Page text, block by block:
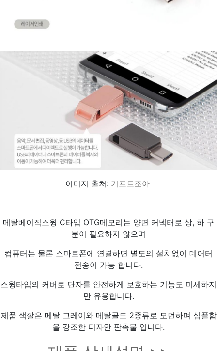
이미지 출처: 기프트조아
메탈베이직스윙 C타입 OTG메모리는 양면 커넥터로 상, 하 구
분이 필요하지 않으며
컴퓨터는 물론 스마트폰에 연결하면 별도의 설치없이 데어터
전송이 가능 합니다.
스윙타입의 커버로 단자를 안전하게 보호하는 기능도 미세하지
만 유용합니다.
제품 색깔은 메탈 그레이와 메탈골드 2종류로 모던하며 심플함
을 강조한 디자안 판촉물 입니다.